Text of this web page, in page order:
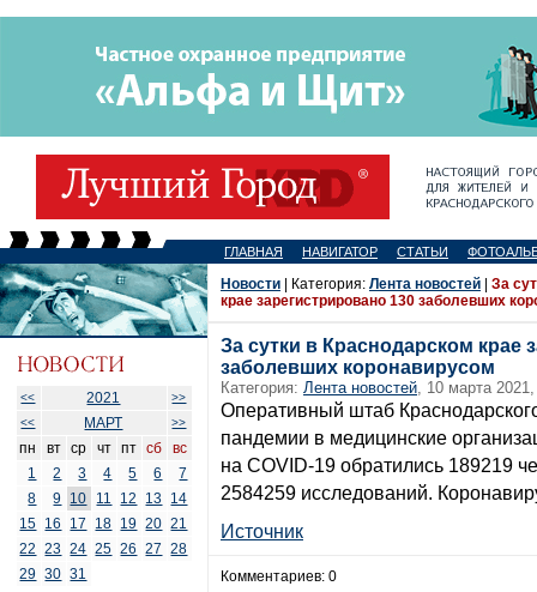
ГЛАВНАЯ НАВИГАТОР СТАТЬИ
<< 2021
>>
<<
МАРТ >>
пн вт ср чт пт сб
вс
1
2 3 4 5 6
7
8
9 10 11 12 13 14
15 16 17 18 19 20 21
22
23 24 25 26 27
28
29 30 31
Новости | Категория: Лента новостей
За
крае зарегистрировано 130 заболевших
За сутки в Краснодарском крае
заболевших коронавирусом
Категория: Лента новостей, 10 марта
Оперативный штаб
пандемии в медицинские
на COVID-19 обратились 189219
2584259 исследований.
Источник
Комментариев: 0